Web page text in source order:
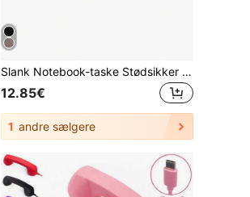
Slank Notebook-taske Stødsikker Laptop-ærmetaske Vandtæt Laptop-etui til Matebook
12.85€
1 andre sælgere